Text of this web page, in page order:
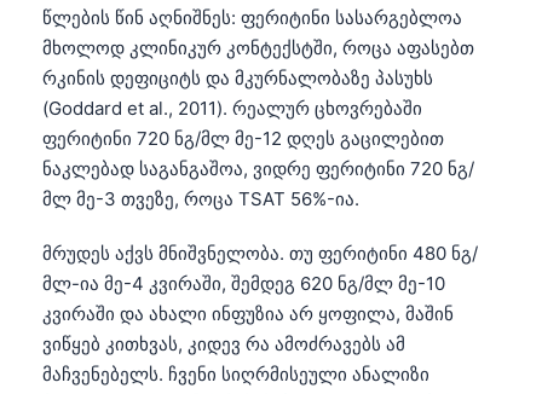
წლების წინ აღნიშნეს: ფერიტინი სასარგებლოა
მხოლოდ კლინიკურ კონტექსტში, როცა აფასებთ
რკინის დეფიციტს და მკურნალობაზე პასუხს
(Goddard et al., 2011). რეალურ ცხოვრებაში
ფერიტინი 720 ნგ/მლ მე-12 დღეს გაცილებით
ნაკლებად საგანგაშოა, ვიდრე ფერიტინი 720 ნგ/
მლ მე-3 თვეზე, როცა TSAT 56%-ია.
მრუდეს აქვს მნიშვნელობა. თუ ფერიტინი 480 ნგ/
მლ-ია მე-4 კვირაში, შემდეგ 620 ნგ/მლ მე-10
კვირაში და ახალი ინფუზია არ ყოფილა, მაშინ
ვიწყებ კითხვას, კიდევ რა ამოძრავებს ამ
მაჩვენებელს. ჩვენი სიღრმისეული ანალიზი
Bahasa Indonesia
Հայերեն
Íslenska
Српски језик
Bosanski
Azərbaycan dili
Eesti
日本語
Čeština